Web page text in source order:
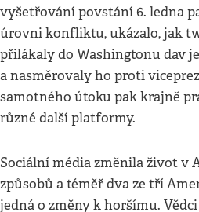
vyšetřování povstání 6. ledna
úrovni konfliktu, ukázalo, jak
přilákaly do Washingtonu dav
a nasměrovaly ho proti
samotného útoku pak krajně
různé další platformy.
Sociální média změnila život v
způsobů a téměř dva ze tří
jedná o změny k horšímu.